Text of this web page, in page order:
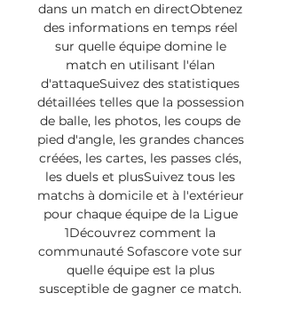
dans un match en directObtenez
des informations en temps réel
sur quelle équipe domine le
match en utilisant l'élan
d'attaqueSuivez des statistiques
détaillées telles que la possession
de balle, les photos, les coups de
pied d'angle, les grandes chances
créées, les cartes, les passes clés,
les duels et plusSuivez tous les
matchs à domicile et à l'extérieur
pour chaque équipe de la Ligue
1Découvrez comment la
communauté Sofascore vote sur
quelle équipe est la plus
susceptible de gagner ce match.